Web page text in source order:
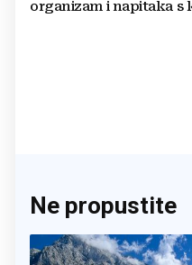
organizam i napitaka s
Ne propustite